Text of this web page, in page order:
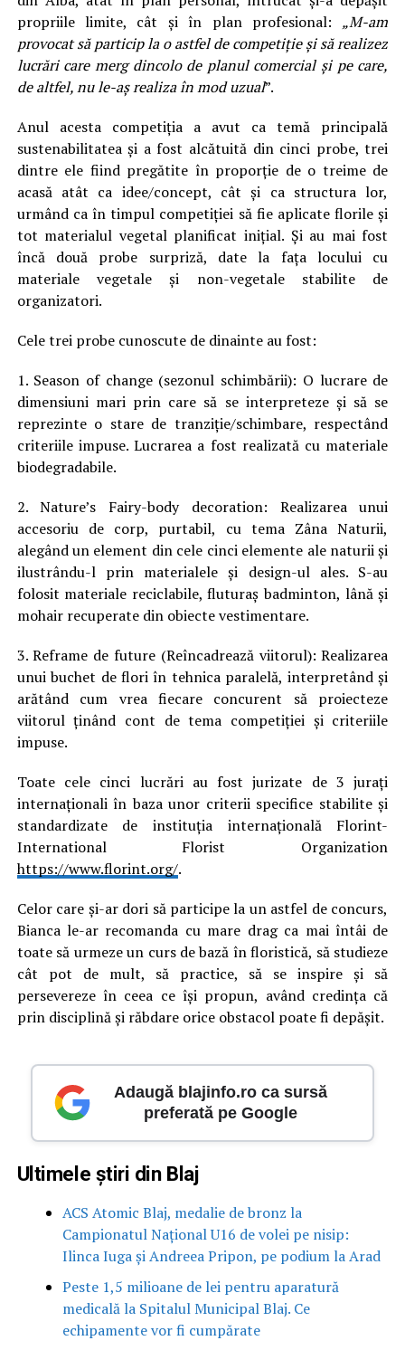
propriile limite, cât și în plan profesional: „M-am
provocat să particip la o astfel de competiție și să realizez
lucrări care merg dincolo de planul comercial și pe care,
de altfel, nu le-aș realiza în mod uzual”.
Anul acesta competiția a avut ca temă principală
sustenabilitatea și a fost alcătuită din cinci probe, trei
dintre ele fiind pregătite în proporție de o treime de
acasă atât ca idee/concept, cât și ca structura lor,
urmând ca în timpul competiției să fie aplicate florile și
tot materialul vegetal planificat inițial. Și au mai fost
încă două probe surpriză, date la fața locului cu
materiale vegetale și non-vegetale stabilite de
organizatori.
Cele trei probe cunoscute de dinainte au fost:
1. Season of change (sezonul schimbării): O lucrare de
dimensiuni mari prin care să se interpreteze și să se
reprezinte o stare de tranziție/schimbare, respectând
criteriile impuse. Lucrarea a fost realizată cu materiale
biodegradabile.
2. Nature’s Fairy-body decoration: Realizarea unui
accesoriu de corp, purtabil, cu tema Zâna Naturii,
alegând un element din cele cinci elemente ale naturii și
ilustrându-l prin materialele și design-ul ales. S-au
folosit materiale reciclabile, fluturaș badminton, lână și
mohair recuperate din obiecte vestimentare.
3. Reframe de future (Reîncadrează viitorul): Realizarea
unui buchet de flori în tehnica paralelă, interpretând și
arătând cum vrea fiecare concurent să proiecteze
viitorul ținând cont de tema competiției și criteriile
impuse.
Toate cele cinci lucrări au fost jurizate de 3 jurați
internaționali în baza unor criterii specifice stabilite și
standardizate de instituția internațională Florint-
International Florist Organization
https://www.florint.org/.
Celor care și-ar dori să participe la un astfel de concurs,
Bianca le-ar recomanda cu mare drag ca mai întâi de
toate să urmeze un curs de bază în floristică, să studieze
cât pot de mult, să practice, să se inspire și să
persevereze în ceea ce își propun, având credința că
prin disciplină și răbdare orice obstacol poate fi depășit.
Adaugă blajinfo.ro ca sursă
preferată pe Google
Ultimele știri din Blaj
ACS Atomic Blaj, medalie de bronz la
Campionatul Național U16 de volei pe nisip:
Ilinca Iuga și Andreea Pripon, pe podium la Arad
Peste 1,5 milioane de lei pentru aparatură
medicală la Spitalul Municipal Blaj. Ce
echipamente vor fi cumpărate